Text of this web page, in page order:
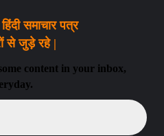
समाचार पत्र
से जुड़े रहे |
content in your inbox,